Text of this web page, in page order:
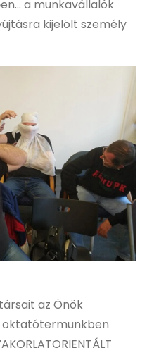
a munkavállalók
kijelölt személy
az Önök
oktatótermünkben